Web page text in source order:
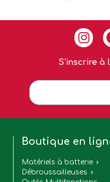
S'inscrire à
Boutique en
Matériels à batterie 
Débroussailleuses 